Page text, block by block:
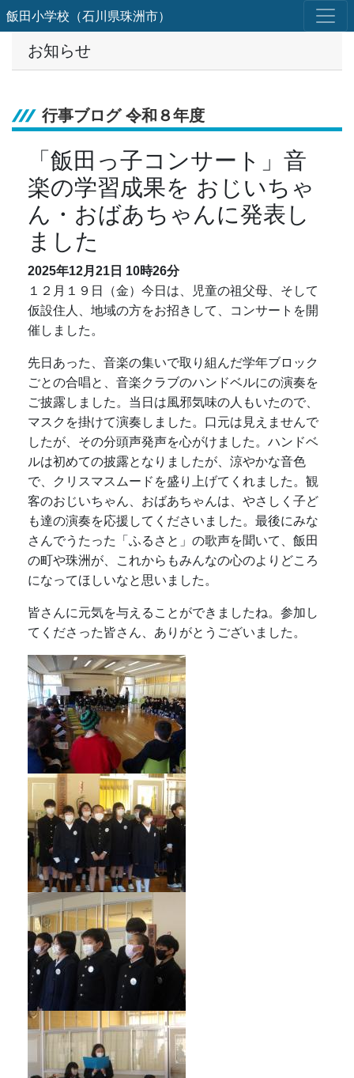
飯田小学校（石川県珠洲市）
お知らせ
行事ブログ 令和８年度
「飯田っ子コンサート」音
楽の学習成果を おじいちゃ
ん・おばあちゃんに発表し
ました
2025年12月21日 10時26分
１２月１９日（金）今日は、児童の祖父母、そして
仮設住人、地域の方をお招きして、コンサートを開
催しました。
先日あった、音楽の集いで取り組んだ学年ブロック
ごとの合唱と、音楽クラブのハンドベルにの演奏を
ご披露しました。当日は風邪気味の人もいたので、
マスクを掛けて演奏しました。口元は見えませんで
したが、その分頭声発声を心がけました。ハンドベ
ルは初めての披露となりましたが、涼やかな音色
で、クリスマスムードを盛り上げてくれました。観
客のおじいちゃん、おばあちゃんは、やさしく子ど
も達の演奏を応援してくださいました。最後にみな
さんでうたった「ふるさと」の歌声を聞いて、飯田
の町や珠洲が、これからもみんなの心のよりどころ
になってほしいなと思いました。
皆さんに元気を与えることができましたね。参加し
てくださった皆さん、ありがとうございました。